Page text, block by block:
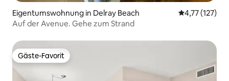
Eigentumswohnung in Delray Beach
4,77 (127)
Auf der Avenue. Gehe zum Strand
Gäste-Favorit
Gäste-Favorit